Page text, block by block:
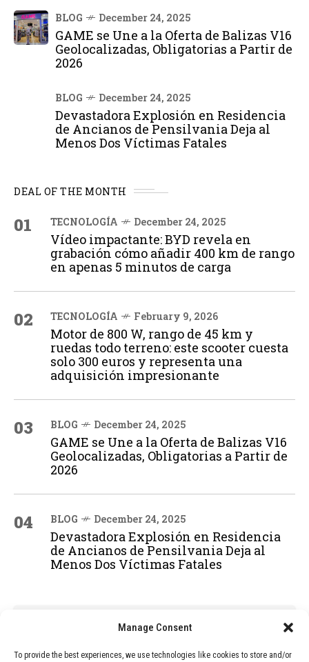
Manage Consent
To provide the best experiences, we use technologies like cookies to store and/or
BLOG December 24, 2025
GAME se Une a la Oferta de Balizas V16
Geolocalizadas, Obligatorias a Partir de
2026
BLOG December 24, 2025
Devastadora Explosión en Residencia
de Ancianos de Pensilvania Deja al
Menos Dos Víctimas Fatales
DEAL OF THE MONTH
01 TECNOLOGÍA December 24, 2025
Vídeo impactante: BYD revela en
grabación cómo añadir 400 km de rango
en apenas 5 minutos de carga
02 TECNOLOGÍA February 9, 2026
Motor de 800 W, rango de 45 km y
ruedas todo terreno: este scooter cuesta
solo 300 euros y representa una
adquisición impresionante
03 BLOG December 24, 2025
GAME se Une a la Oferta de Balizas V16
Geolocalizadas, Obligatorias a Partir de
2026
04 BLOG December 24, 2025
Devastadora Explosión en Residencia
de Ancianos de Pensilvania Deja al
Menos Dos Víctimas Fatales